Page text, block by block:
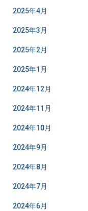
2025年4月
2025年3月
2025年2月
2025年1月
2024年12月
2024年11月
2024年10月
2024年9月
2024年8月
2024年7月
2024年6月